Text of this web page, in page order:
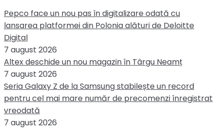
Pepco face un nou pas în digitalizare odată cu
lansarea platformei din Polonia alături de Deloitte
Digital
7 august 2026
Altex deschide un nou magazin în Târgu Neamț
7 august 2026
Seria Galaxy Z de la Samsung stabilește un record
pentru cel mai mare număr de precomenzi înregistrat
vreodată
7 august 2026